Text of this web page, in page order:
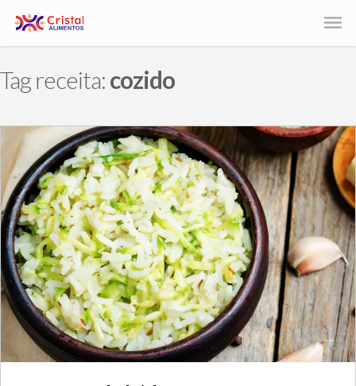
Tag receita:cozido